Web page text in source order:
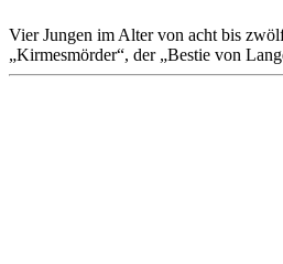
Vier Jungen im Alter von acht bis
„Kirmesmörder“, der „Bestie von